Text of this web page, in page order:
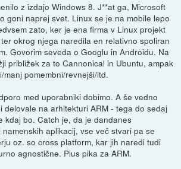
z izdajo Windows 8. J**at ga, Microsoft
goni naprej svet. Linux se je na mobile lepo
zato, ker je ena firma v Linux projekt
okrog njega naredila en relativno spoliran
Govorim seveda o Googlu in Androidu. Na
približek za to Cannonical in Ubuntu, ampak
pomembni/revnejši/itd.
med uporabniki dobimo. A še vedno
delovale na arhitekturi ARM - tega do sedaj
kdaj bo. Catch je, da je dandanes
aplikacij, vse več stvari pa se
oz. so cross platform, kar jih naredi tudi
agnostične. Plus pika za ARM.